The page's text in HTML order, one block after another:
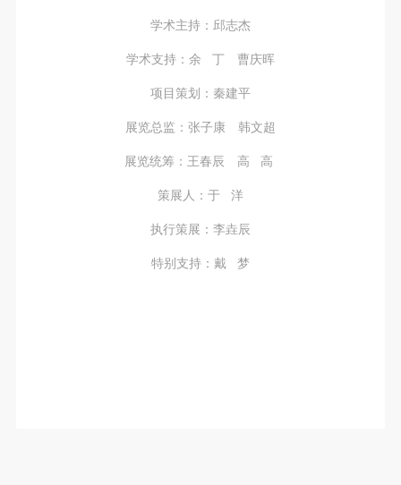
学术主持：邱志杰
学术支持：余 丁 曹庆晖
项目策划：秦建平
展览总监：张子康 韩文超
展览统筹：王春辰 高 高
策展人：于 洋
执行策展：李垚辰
特别支持：戴 梦